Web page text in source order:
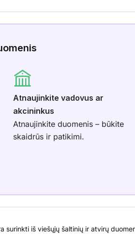
Atnaujinkite vadovus ar
akcininkus
Atnaujinkite duomenis – būkite
skaidrūs ir patikimi.
surinkti iš viešųjų šaltinių ir atvirų